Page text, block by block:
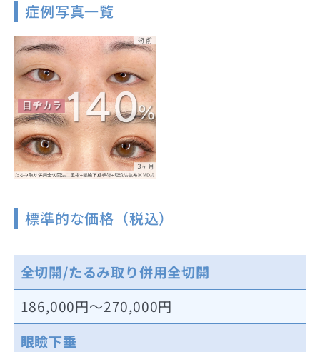
症例写真一覧
標準的な価格（税込）
全切開/たるみ取り併用全切開
186,000円～270,000円
眼瞼下垂